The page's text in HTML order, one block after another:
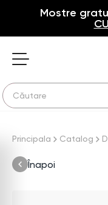
Mostre
Principala Catalog
Înapoi